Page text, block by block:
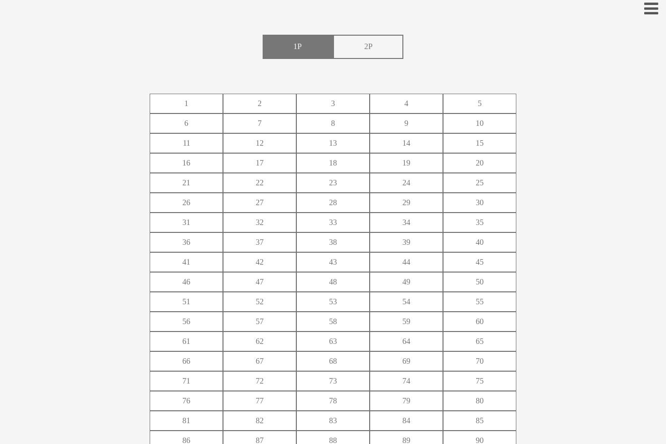
か き く け こ
さ し す せ そ
た ち つ て と
な に ぬ ね の
は ひ ふ へ ほ
ま み む め も
わ
1P 2P
1 2 3 4 5
6 7 8 9 10
11 12 13 14 15
16 17 18 19 20
21 22 23 24 25
26 27 28 29 30
31 32 33 34 35
36 37 38 39 40
41 42 43 44 45
46 47 48 49 50
51 52 53 54 55
56 57 58 59 60
61 62 63 64 65
66 67 68 69 70
71 72 73 74 75
76 77 78 79 80
81 82 83 84 85
86 87 88 89 90